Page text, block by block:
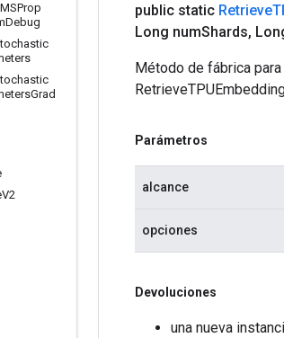
Debug
Grad
V2
public static Retrieve
Long numShards,
Método de fábrica
Parámetros
alcance
opciones
Devoluciones
una nueva